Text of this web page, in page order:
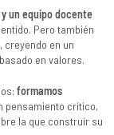
un equipo docente
Pero también
creyendo en un
en valores.
formamos
pensamiento crítico,
la que construir su